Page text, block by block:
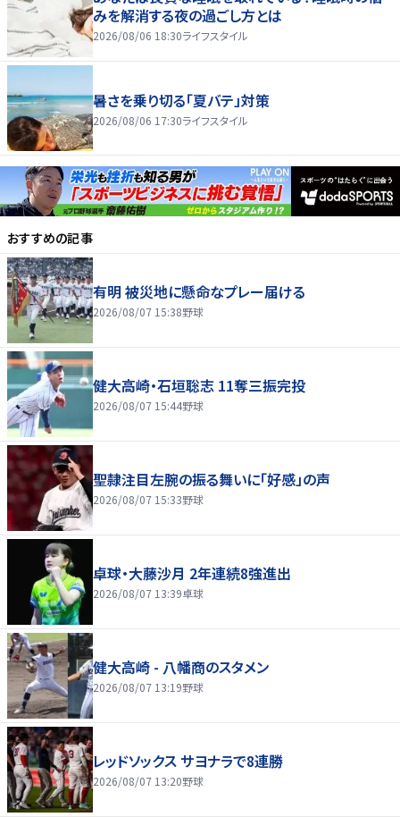
みを解消する夜の過ごし方とは
2026/08/06 18:30ライフスタイル
暑さを乗り切る「夏バテ」対策
2026/08/06 17:30ライフスタイル
おすすめの記事
有明 被災地に懸命なプレー届ける
2026/08/07 15:38野球
健大高崎・石垣聡志 11奪三振完投
2026/08/07 15:44野球
聖隷注目左腕の振る舞いに「好感」の声
2026/08/07 15:33野球
卓球・大藤沙月 2年連続8強進出
2026/08/07 13:39卓球
健大高崎 - 八幡商のスタメン
2026/08/07 13:19野球
レッドソックス サヨナラで8連勝
2026/08/07 13:20野球